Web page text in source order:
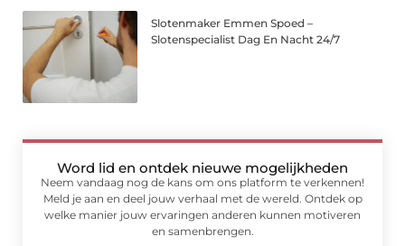
Slotenmaker Emmen Spoed –
Slotenspecialist Dag En Nacht 24/7
Word lid en ontdek nieuwe mogelijkheden
Neem vandaag nog de kans om ons platform te verkennen!
Meld je aan en deel jouw verhaal met de wereld. Ontdek op
welke manier jouw ervaringen anderen kunnen motiveren
en samenbrengen.